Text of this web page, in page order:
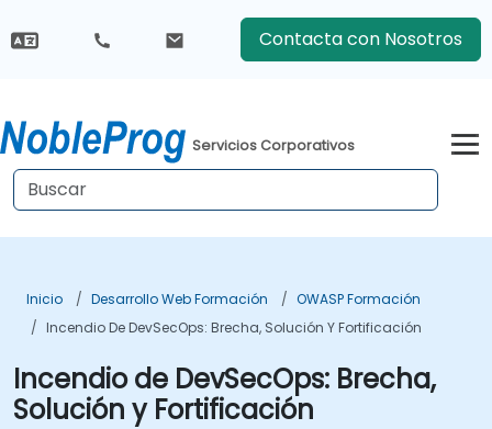
Contacta con Nosotros
Servicios Corporativos
Inicio Desarrollo Web Formación
OWASP Formación
Incendio De DevSecOps: Brecha, Solución Y Fortificación
Incendio de DevSecOps: Brecha,
Solución y Fortificación